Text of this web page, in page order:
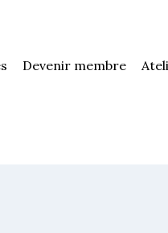
Devenir membre